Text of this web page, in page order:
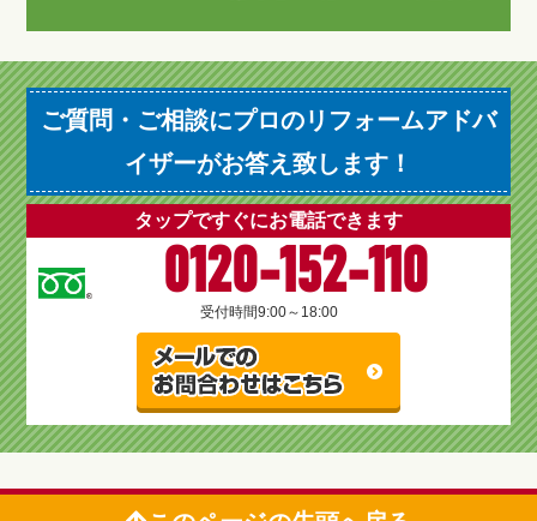
ご質問・ご相談にプロのリフォームアドバ
イザーがお答え致します！
タップですぐにお電話できます
0120-152-110
受付時間9:00～18:00